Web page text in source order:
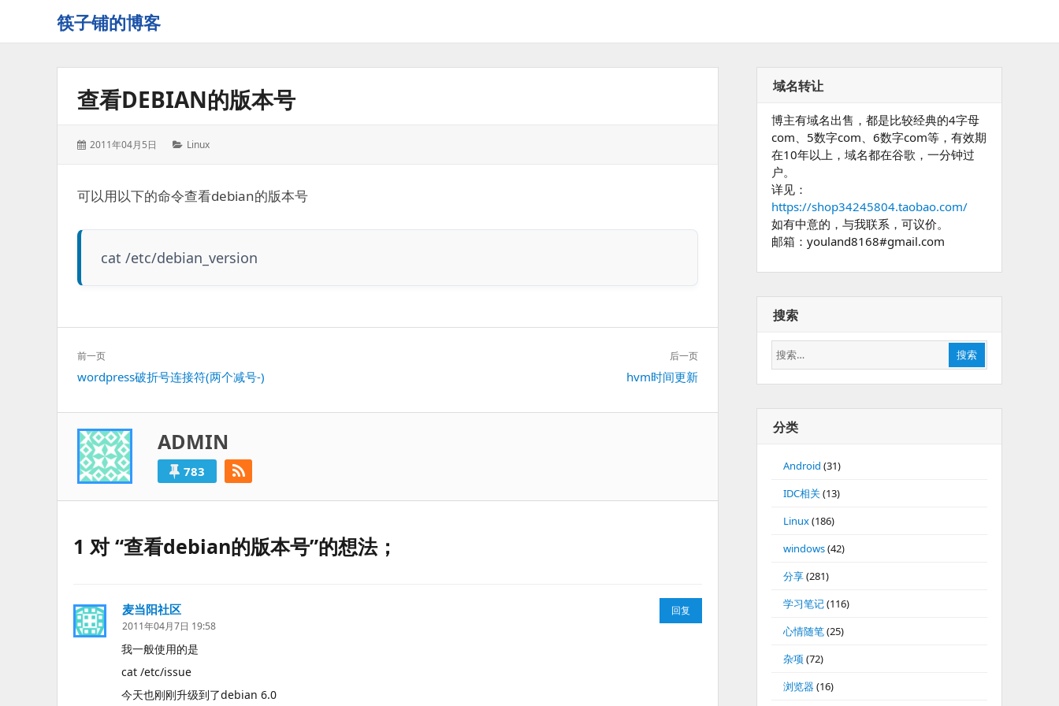
筷子铺的博客
录
查看DEBIAN的版本号
发
2011年04月5日
分
Linux
可以用以下的命令查看debian的版本号
cat /etc/debian_version
文
章
导
航
前一页
上
篇：
wordpress破折号连接符(两个减号-)
后一页
篇：
hvm时间更新
ADMIN
783
1 对 “查看debian的版本号”的想法；
麦当阳社区
道：
2011年04月7日 19:58
我一般使用的是
cat /etc/issue
今天也刚刚升级到了debian 6.0
回复
域名转让
博主有域名出售，都是比较经典的4字母
com、5数字com、6数字com等，有效期
在10年以上，域名都在谷歌，一分钟过
户。
详见：
https://shop34245804.taobao.com/
如有中意的，与我联系，可议价。
邮箱：youland8168#gmail.com
搜索
搜
索：
搜索
分类
Android (31)
IDC相关(13)
Linux(186)
windows(42)
分享(281)
学习笔记(116)
心情随笔(25)
杂项 (72)
浏览器(16)